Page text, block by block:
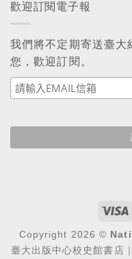
歡迎訂閱電子報
我們將不定期寄送臺大
您，歡迎訂閱。
Copyright 2026 ©
臺大出版中心校史館書